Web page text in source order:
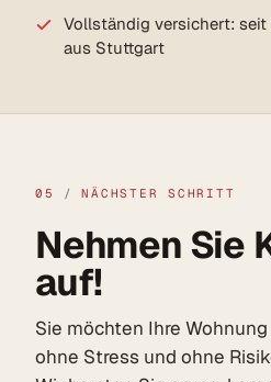
Vollständig versichert:
aus Stuttgart
05 / NÄCHSTER SCHRITT
Nehmen Sie
auf!
Sie möchten Ihre
ohne Stress und ohne